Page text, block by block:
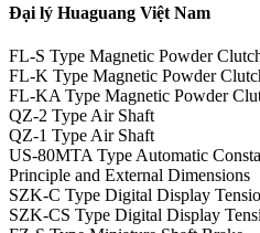
Đại lý Huaguang Việt Nam
FL-S Type Magnetic Powder
FL-K Type Magnetic Powder
FL-KA Type Magnetic Powder
QZ-2 Type Air Shaft
QZ-1 Type Air Shaft
US-80MTA Type Automatic
Principle and External Dimensions
SZK-C Type Digital Display
SZK-CS Type Digital Display